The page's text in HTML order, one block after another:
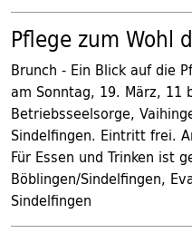
Pflege zum Wohl
Brunch - Ein Blick auf die
am Sonntag, 19. März, 11
Betriebsseelsorge,
Sindelfingen. Eintritt frei.
Für Essen und Trinken ist
Böblingen/Sindelfingen,
Sindelfingen